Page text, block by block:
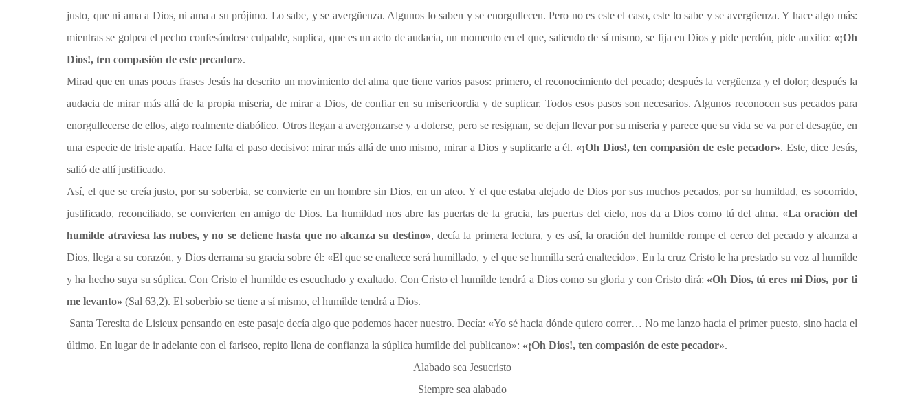
justo, que ni ama a Dios, ni ama a su prójimo. Lo sabe, y se avergüenza. Algunos lo saben y se enorgullecen. Pero no es este el caso, este lo sabe y se avergüenza. Y hace algo más:
mientras se golpea el pecho confesándose culpable, suplica, que es un acto de audacia, un momento en el que, saliendo de sí mismo, se fija en Dios y pide perdón, pide auxilio: «¡Oh
Dios!, ten compasión de este pecador».
Mirad que en unas pocas frases Jesús ha descrito un movimiento del alma que tiene varios pasos: primero, el reconocimiento del pecado; después la vergüenza y el dolor; después la
audacia de mirar más allá de la propia miseria, de mirar a Dios, de confiar en su misericordia y de suplicar. Todos esos pasos son necesarios. Algunos reconocen sus pecados para
enorgullecerse de ellos, algo realmente diabólico. Otros llegan a avergonzarse y a dolerse, pero se resignan, se dejan llevar por su miseria y parece que su vida se va por el desagüe, en
una especie de triste apatía. Hace falta el paso decisivo: mirar más allá de uno mismo, mirar a Dios y suplicarle a él. «¡Oh Dios!, ten compasión de este pecador». Este, dice Jesús,
salió de allí justificado.
Así, el que se creía justo, por su soberbia, se convierte en un hombre sin Dios, en un ateo. Y el que estaba alejado de Dios por sus muchos pecados, por su humildad, es socorrido,
justificado, reconciliado, se convierten en amigo de Dios. La humildad nos abre las puertas de la gracia, las puertas del cielo, nos da a Dios como tú del alma. «La oración del
humilde atraviesa las nubes, y no se detiene hasta que no alcanza su destino», decía la primera lectura, y es así, la oración del humilde rompe el cerco del pecado y alcanza a
Dios, llega a su corazón, y Dios derrama su gracia sobre él: «El que se enaltece será humillado, y el que se humilla será enaltecido». En la cruz Cristo le ha prestado su voz al humilde
y ha hecho suya su súplica. Con Cristo el humilde es escuchado y exaltado. Con Cristo el humilde tendrá a Dios como su gloria y con Cristo dirá: «Oh Dios, tú eres mi Dios, por ti
me levanto» (Sal 63,2). El soberbio se tiene a sí mismo, el humilde tendrá a Dios.
Santa Teresita de Lisieux pensando en este pasaje decía algo que podemos hacer nuestro. Decía: «Yo sé hacia dónde quiero correr… No me lanzo hacia el primer puesto, sino hacia el
último. En lugar de ir adelante con el fariseo, repito llena de confianza la súplica humilde del publicano»: «¡Oh Dios!, ten compasión de este pecador».
Alabado sea Jesucristo
Siempre sea alabado